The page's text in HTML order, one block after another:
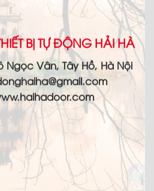
BỊ TỰ ĐỘNG HẢI HÀ
Ngọc Vân, Tây Hồ, Hà Nội